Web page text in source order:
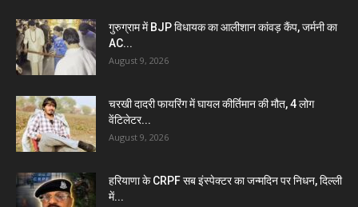
गुरुग्राम में BJP विधायक का आलीशान कांवड़ कैंप, जर्मनी का
AC...
August 9, 2026
चरखी दादरी फायरिंग में घायल कीर्तिमान की मौत, 4 लोग
वेंटिलेटर...
August 9, 2026
हरियाणा के CRPF सब इंस्पेक्टर का जन्मदिन पर निधन, दिल्ली
में...